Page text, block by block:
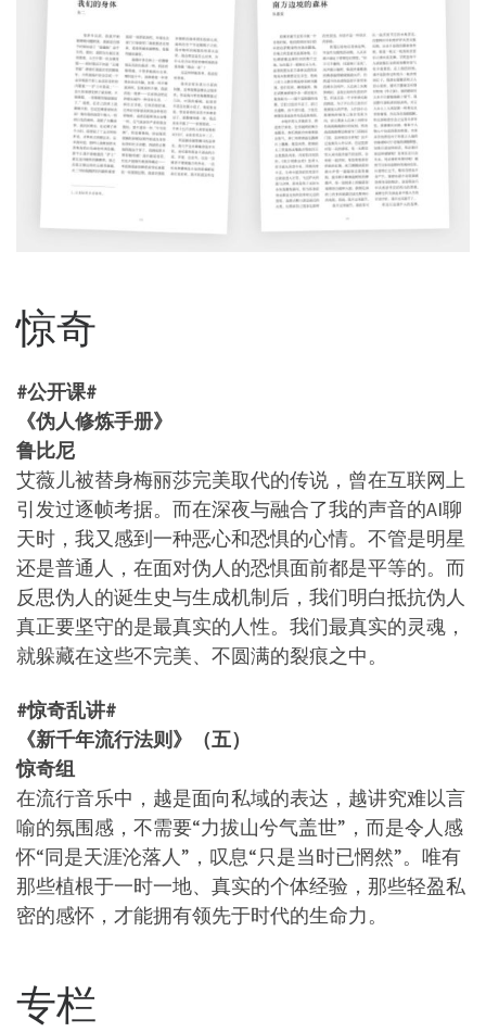
惊奇
#公开课#
《伪人修炼手册》
鲁比尼
艾薇儿被替身梅丽莎完美取代的传说，曾在互联网上
引发过逐帧考据。而在深夜与融合了我的声音的AI聊
天时，我又感到一种恶心和恐惧的心情。不管是明星
还是普通人，在面对伪人的恐惧面前都是平等的。而
反思伪人的诞生史与生成机制后，我们明白抵抗伪人
真正要坚守的是最真实的人性。我们最真实的灵魂，
就躲藏在这些不完美、不圆满的裂痕之中。
#惊奇乱讲#
《新千年流行法则》（五）
惊奇组
在流行音乐中，越是面向私域的表达，越讲究难以言
喻的氛围感，不需要“力拔山兮气盖世”，而是令人感
怀“同是天涯沦落人”，叹息“只是当时已惘然”。唯有
那些植根于一时一地、真实的个体经验，那些轻盈私
密的感怀，才能拥有领先于时代的生命力。
专栏